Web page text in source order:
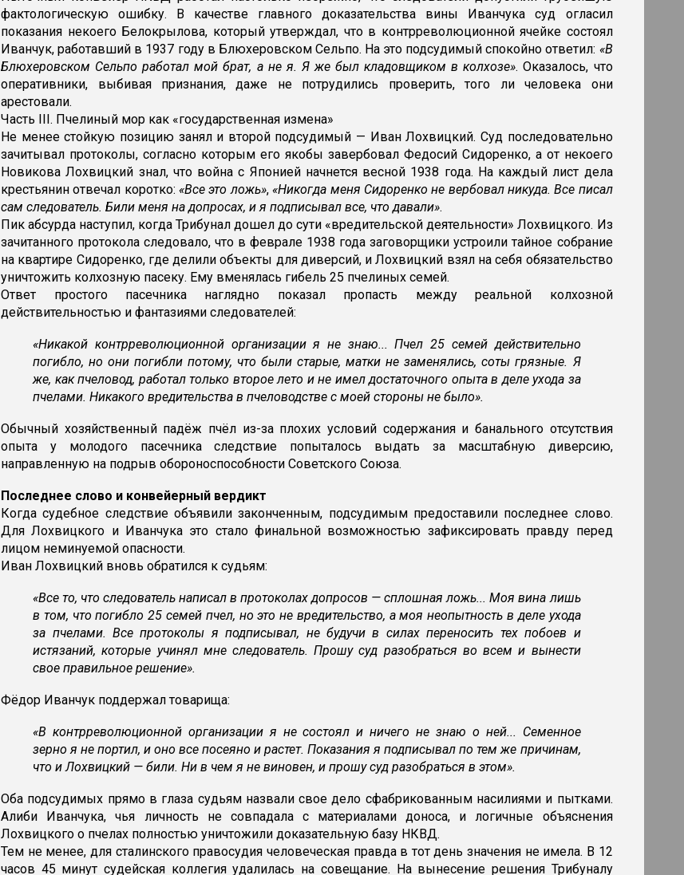
фактологическую ошибку. В качестве главного доказательства вины Иванчука суд огласил
показания некоего Белокрылова, который утверждал, что в контрреволюционной ячейке состоял
Иванчук, работавший в 1937 году в Блюхеровском Сельпо. На это подсудимый спокойно ответил: «В
Блюхеровском Сельпо работал мой брат, а не я. Я же был кладовщиком в колхозе». Оказалось, что
оперативники, выбивая признания, даже не потрудились проверить, того ли человека они
арестовали.
Часть III. Пчелиный мор как «государственная измена»
Не менее стойкую позицию занял и второй подсудимый — Иван Лохвицкий. Суд последовательно
зачитывал протоколы, согласно которым его якобы завербовал Федосий Сидоренко, а от некоего
Новикова Лохвицкий знал, что война с Японией начнется весной 1938 года. На каждый лист дела
крестьянин отвечал коротко:«Все это ложь»,«Никогда меня Сидоренко не вербовал никуда. Все писал
сам следователь. Били меня на допросах, и я подписывал все, что давали».
Пик абсурда наступил, когда Трибунал дошел до сути «вредительской деятельности» Лохвицкого. Из
зачитанного протокола следовало, что в феврале 1938 года заговорщики устроили тайное собрание
на квартире Сидоренко, где делили объекты для диверсий, и Лохвицкий взял на себя обязательство
уничтожить колхозную пасеку. Ему вменялась гибель 25 пчелиных семей.
Ответ простого пасечника наглядно показал пропасть между реальной колхозной
действительностью и фантазиями следователей:
«Никакой контрреволюционной организации я не знаю... Пчел 25 семей действительно
погибло, но они погибли потому, что были старые, матки не заменялись, соты грязные. Я
же, как пчеловод, работал только второе лето и не имел достаточного опыта в деле ухода за
пчелами. Никакого вредительства в пчеловодстве с моей стороны не было».
Обычный хозяйственный падёж пчёл из-за плохих условий содержания и банального отсутствия
опыта у молодого пасечника следствие попыталось выдать за масштабную диверсию,
направленную на подрыв обороноспособности Советского Союза.
Последнее слово и конвейерный вердикт
Когда судебное следствие объявили законченным, подсудимым предоставили последнее слово.
Для Лохвицкого и Иванчука это стало финальной возможностью зафиксировать правду перед
лицом неминуемой опасности.
Иван Лохвицкий вновь обратился к судьям:
«Все то, что следователь написал в протоколах допросов — сплошная ложь... Моя вина лишь
в том, что погибло 25 семей пчел, но это не вредительство, а моя неопытность в деле ухода
за пчелами. Все протоколы я подписывал, не будучи в силах переносить тех побоев и
истязаний, которые учинял мне следователь. Прошу суд разобраться во всем и вынести
свое правильное решение».
Фёдор Иванчук поддержал товарища:
«В контрреволюционной организации я не состоял и ничего не знаю о ней... Семенное
зерно я не портил, и оно все посеяно и растет. Показания я подписывал по тем же причинам,
что и Лохвицкий — били. Ни в чем я не виновен, и прошу суд разобраться в этом».
Оба подсудимых прямо в глаза судьям назвали свое дело сфабрикованным насилиями и пытками.
Алиби Иванчука, чья личность не совпадала с материалами доноса, и логичные объяснения
Лохвицкого о пчелах полностью уничтожили доказательную базу НКВД.
Тем не менее, для сталинского правосудия человеческая правда в тот день значения не имела. В 12
часов 45 минут судейская коллегия удалилась на совещание. На вынесение решения Трибуналу